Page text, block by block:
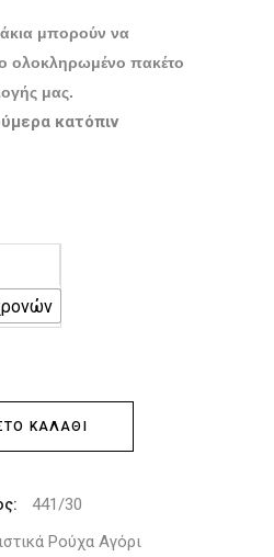
μπορούν να
ολοκληρωμένο πακέτο
μας.
κατόπιν
ΚΑΛΆΘΙ
441/30
Ρούχα Αγόρι